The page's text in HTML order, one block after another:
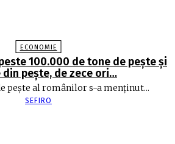
ECONOMIE
100.000 de tone de peşte şi
din peşte, de zece ori…
peşte al ro­mâ­nilor s-a menţinut...
SEFIRO